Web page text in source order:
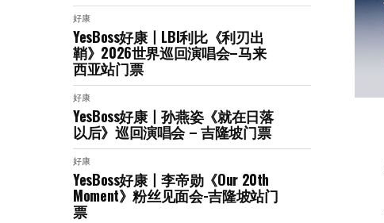
好康
YesBoss好康丨LBI利比《利刃出
鞘》2026世界巡回演唱会–马来
西亚站门票
好康
YesBoss好康丨孙燕姿《就在日落
以后》巡回演唱会 – 吉隆坡门票
好康
YesBoss好康丨李帝勋《Our 20th
Moment》粉丝见面会-吉隆坡站门
票